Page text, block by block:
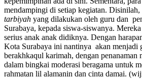
mendampingi di setiap kegiatan. Disinilah,
tarbiyah yang dilakukan oleh guru dan
Surabaya, kepada siswa-siswanya.
serius anak anak didiknya. Dengan
Kota Surabaya ini nantinya akan menjadi
berakhkaqul karimah, dengan penanaman
dalam bingkai moderasi beragama untuk
rahmatan lil alamanin dan cinta damai.